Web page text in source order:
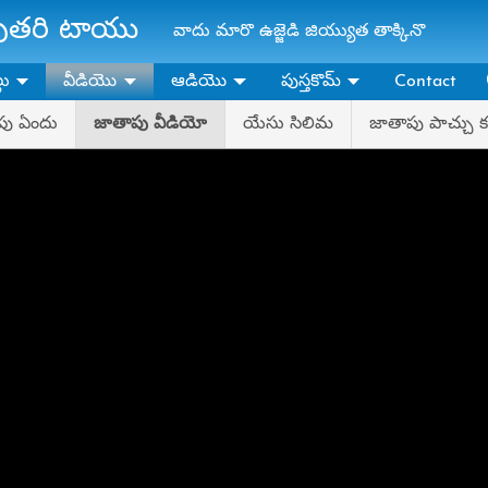
టాయు వాదు మారొ ఉజ్జెడి జియ్యుత తాక్కినొ
వీడియొ
ఏందు జాతాపు వీడియో యేసు సిలిమ జాతాపు పాచ్చు
ఆడియొ పుస్తకొమ్‌ Contact